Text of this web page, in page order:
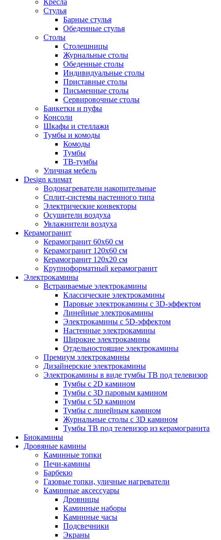
Кресла
Стулья
Барные стулья
Обеденные стулья
Столы
Столешницы
Журнальные столы
Обеденные столы
Индивидуальные столы
Приставные столы
Письменные столы
Сервировочные столы
Банкетки и пуфы
Консоли
Шкафы и стеллажи
Тумбы и комоды
Комоды
Тумбы
ТВ-тумбы
Уличная мебель
Design климат
Водонагреватели накопительные
Сплит-системы настенного типа
Электрические конвекторы
Осушители воздуха
Увлажнители воздуха
Керамогранит
Керамогранит 60х60 см
Керамогранит 120х60 см
Керамогранит 120х20 см
Крупноформатный керамогранит
Электрокамины
Встраиваемые электрокамины
Классические электрокамины
Паровые электрокамины с 3D-эффектом
Линейные электрокамины
Электрокамины с 5D-эффектом
Настенные электрокамины
Широкие электрокамины
Отдельностоящие электрокамины
Премиум электрокамины
Дизайнерские электрокамины
Электрокамины в виде тумбы ТВ под телевизор
Тумбы с 2D камином
Тумбы с 3D паровым камином
Тумбы с 5D камином
Тумбы с линейным камином
Журнальные столы с 3D камином
Тумбы ТВ под телевизор из керамогранита
Биокамины
Дровяные камины
Каминные топки
Печи-камины
Барбекю
Газовые топки, уличные нагреватели
Каминные аксессуары
Дровницы
Каминные наборы
Каминные часы
Подсвечники
Экраны